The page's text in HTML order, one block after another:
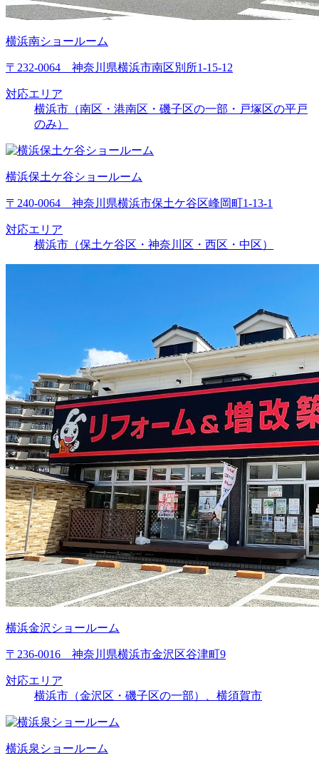
横浜南ショールーム
〒232-0064 神奈川県横浜市南区別所1-15-12
対応エリア
横浜市（南区・港南区・磯子区の一部・戸塚区の平戸
のみ）
横浜保土ケ谷ショールーム
〒240-0064 神奈川県横浜市保土ケ谷区峰岡町1-13-1
対応エリア
横浜市（保土ケ谷区・神奈川区・西区・中区）
横浜金沢ショールーム
〒236-0016 神奈川県横浜市金沢区谷津町9
対応エリア
横浜市（金沢区・磯子区の一部）、横須賀市
横浜泉ショールーム